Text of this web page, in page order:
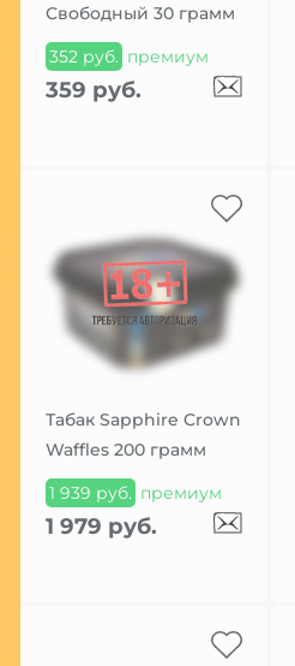
Свободный 30 грамм
352 руб. премиум
359 руб.
Табак Sapphire Crown
Waffles 200 грамм
1 939 руб. премиум
1 979 руб.